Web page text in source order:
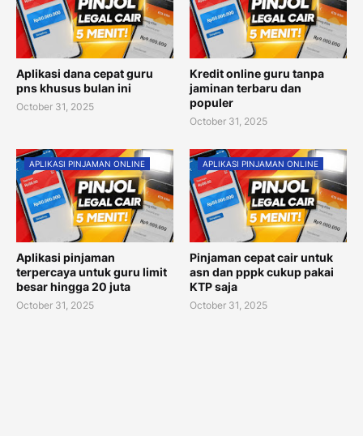
Aplikasi dana cepat guru
pns khusus bulan ini
October 31, 2025
Kredit online guru tanpa
jaminan terbaru dan
populer
October 31, 2025
APLIKASI PINJAMAN ONLINE
Aplikasi pinjaman
terpercaya untuk guru limit
besar hingga 20 juta
October 31, 2025
APLIKASI PINJAMAN ONLINE
Pinjaman cepat cair untuk
asn dan pppk cukup pakai
KTP saja
October 31, 2025